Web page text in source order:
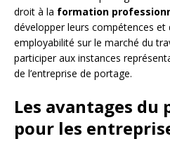
droit à la formation
développer leurs compétences et
employabilité sur le marché du
participer aux instances
de l’entreprise de portage.
Les avantages du
pour les